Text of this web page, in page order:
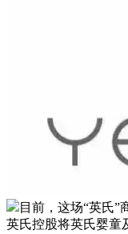
目前，这场“英氏”
英氏控股将英氏婴童